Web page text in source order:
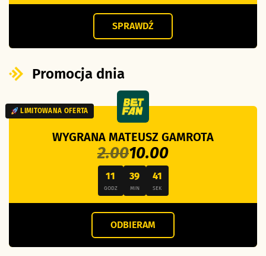
SPRAWDŹ
Promocja dnia
LIMITOWANA OFERTA
WYGRANA MATEUSZ GAMROTA
2.0010.00
11
GODZ
39
MIN
40
SEK
ODBIERAM